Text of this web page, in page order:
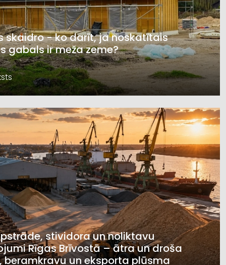
skaidro - ko darīt, ja noskatītais
gabals ir meža zeme?
stividora un noliktavu
Rīgas Brīvostā – ātra un droša
beramkravu un eksporta plūsma